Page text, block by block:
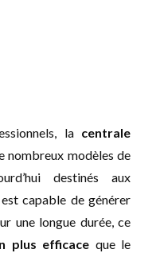
la centrale
nombreux modèles de
destinés aux
capable de générer
une longue durée, ce
plus efficace que le